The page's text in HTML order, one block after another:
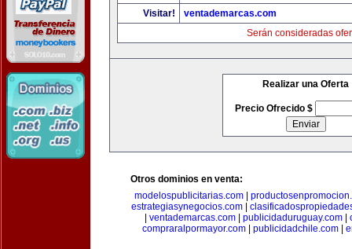
Visitar!
ventademarcas.com
Serán consideradas
Realizar una Oferta
Precio Ofrecido $
Otros dominios en venta:
modelospublicitarias.com
estrategiasynegocios.com|
ventademarcas.com publicidaduruguay.com
compraralpormayor.com| publicidadchile.com|